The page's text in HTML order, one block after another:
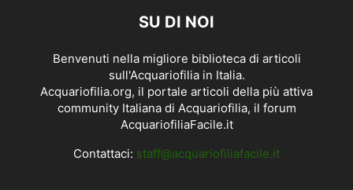
SU DI NOI
Benvenuti nella migliore biblioteca di articoli
sull'Acquariofilia in Italia.
Acquariofilia.org, il portale articoli della più attiva
community Italiana di Acquariofilia, il forum
AcquariofiliaFacile.it
Contattaci: staff@acquariofiliafacile.it